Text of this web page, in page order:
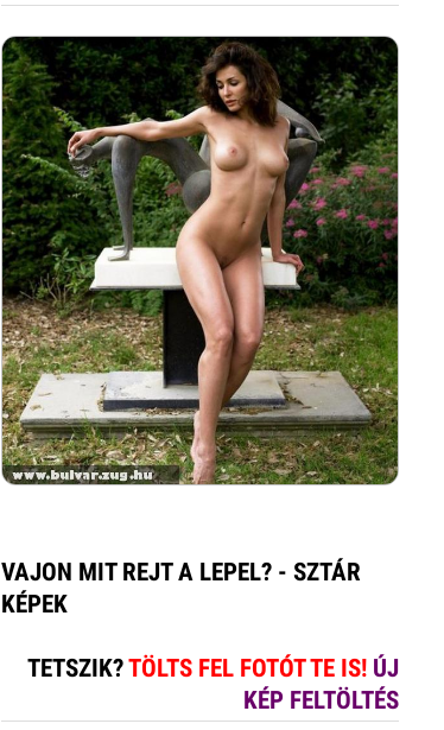
VAJON MIT REJT A LEPEL? - SZTÁR
KÉPEK
TETSZIK?TÖLTS FEL FOTÓT TE IS! ÚJ
KÉP FELTÖLTÉS